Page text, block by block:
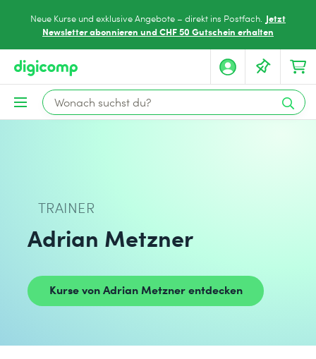
Neue Kurse und exklusive Angebote – direkt ins Postfach. Jetzt
Newsletter abonnieren und CHF 50 Gutschein erhalten
TRAINER
Adrian Metzner
Kurse von Adrian Metzner entdecken